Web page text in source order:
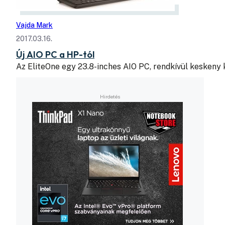
Vajda Mark
2017.03.16.
Új AIO PC a HP-tól
Az EliteOne egy 23.8-inches AIO PC, rendkívül keskeny